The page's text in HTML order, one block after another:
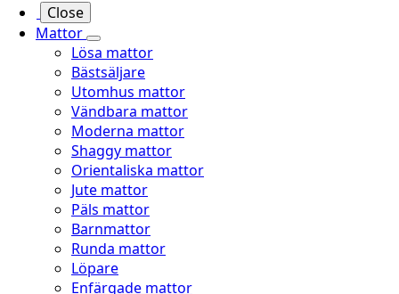
Close
Mattor
Lösa mattor
Bästsäljare
Utomhus mattor
Vändbara mattor
Moderna mattor
Shaggy mattor
Orientaliska mattor
Jute mattor
Päls mattor
Barnmattor
Runda mattor
Löpare
Enfärgade mattor